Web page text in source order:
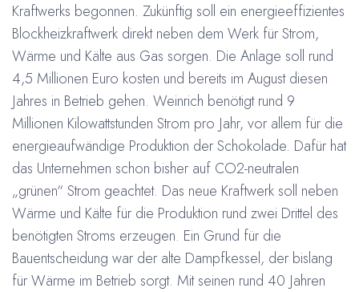
Kraftwerks begonnen. Zukünftig soll ein energieeffizientes
Blockheizkraftwerk direkt neben dem Werk für Strom,
Wärme und Kälte aus Gas sorgen. Die Anlage soll rund
4,5 Millionen Euro kosten und bereits im August diesen
Jahres in Betrieb gehen. Weinrich benötigt rund 9
Millionen Kilowattstunden Strom pro Jahr, vor allem für die
energieaufwändige Produktion der Schokolade. Dafür hat
das Unternehmen schon bisher auf CO2-neutralen
„grünen“ Strom geachtet. Das neue Kraftwerk soll neben
Wärme und Kälte für die Produktion rund zwei Drittel des
benötigten Stroms erzeugen. Ein Grund für die
Bauentscheidung war der alte Dampfkessel, der bislang
für Wärme im Betrieb sorgt. Mit seinen rund 40 Jahren